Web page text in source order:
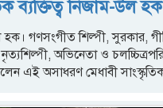
ব্যক্তিত্ব নিজাম-উল হক
গণসংগীত শিল্পী, সুরকার,
অভিনেতা ও
এই অসাধরণ মেধাবী